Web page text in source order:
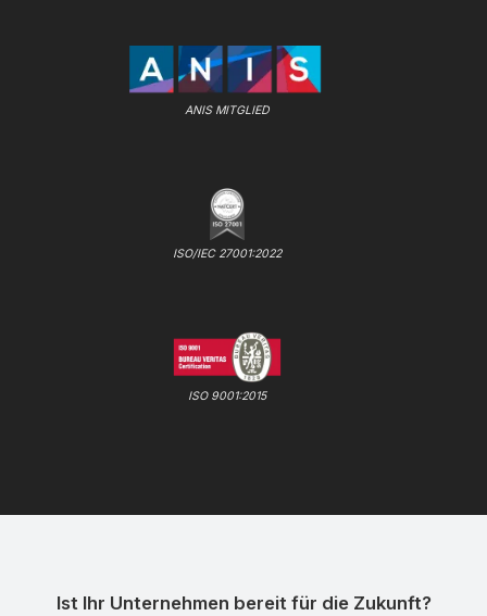
ANIS MITGLIED
ISO/IEC 27001:2022
ISO 9001:2015
Ist Ihr Unternehmen bereit für die Zukunft?